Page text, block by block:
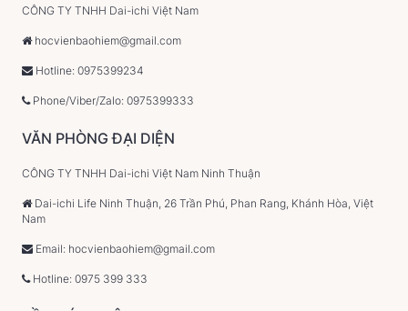
CÔNG TY TNHH Dai-ichi Việt Nam
hocvienbaohiem@gmail.com
Hotline: 0975399234
Phone/Viber/Zalo: 0975399333
VĂN PHÒNG ĐẠI DIỆN
CÔNG TY TNHH Dai-ichi Việt Nam Ninh Thuận
Dai-ichi Life Ninh Thuận, 26 Trần Phú, Phan Rang, Khánh Hòa, Việt
Nam
Email: hocvienbaohiem@gmail.com
Hotline: 0975 399 333